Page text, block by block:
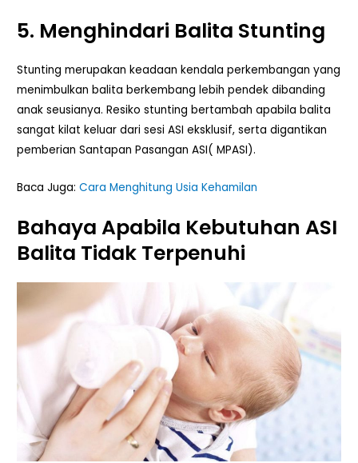
5. Menghindari Balita Stunting
Stunting merupakan keadaan kendala perkembangan yang
menimbulkan balita berkembang lebih pendek dibanding
anak seusianya. Resiko stunting bertambah apabila balita
sangat kilat keluar dari sesi ASI eksklusif, serta digantikan
pemberian Santapan Pasangan ASI( MPASI).
Baca Juga:Cara Menghitung Usia Kehamilan
Bahaya Apabila Kebutuhan ASI
Balita Tidak Terpenuhi